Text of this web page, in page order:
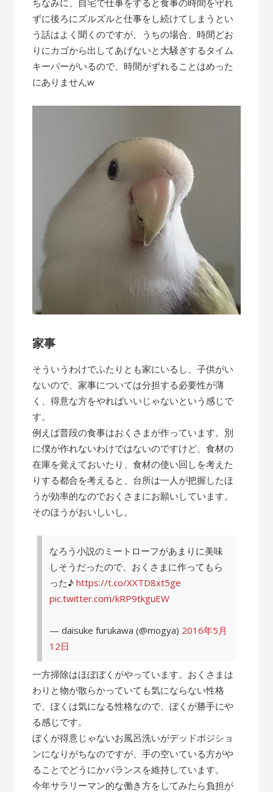
ちなみに、自宅で仕事をすると食事の時間を守れ
ずに後ろにズルズルと仕事をし続けてしまうとい
う話はよく聞くのですが、うちの場合、時間どお
りにカゴから出してあげないと大騒ぎするタイム
キーパーがいるので、時間がずれることはめった
にありませんw
家事
そういうわけでふたりとも家にいるし、子供がい
ないので、家事については分担する必要性が薄
く、得意な方をやればいいじゃないという感じで
す。
例えば普段の食事はおくさまが作っています。別
に僕が作れないわけではないのですけど、食材の
在庫を覚えておいたり、食材の使い回しを考えた
りする都合を考えると、台所は一人が把握したほ
うが効率的なのでおくさまにお願いしています。
そのほうがおいしいし。
なろう小説のミートローフがあまりに美味
しそうだったので、おくさまに作ってもら
った♪https://t.co/XXTD8xt5ge
pic.twitter.com/kRP9tkguEW
— daisuke furukawa (@mogya) 2016年5月
12日
一方掃除はほぼぼくがやっています。おくさまは
わりと物が散らかっていても気にならない性格
で、ぼくは気になる性格なので、ぼくが勝手にや
る感じです。
ぼくが得意じゃないお風呂洗いがデッドポジショ
ンになりがちなのですが、手の空いている方がや
ることでどうにかバランスを維持しています。
今年サラリーマン的な働き方をしてみたら負担が